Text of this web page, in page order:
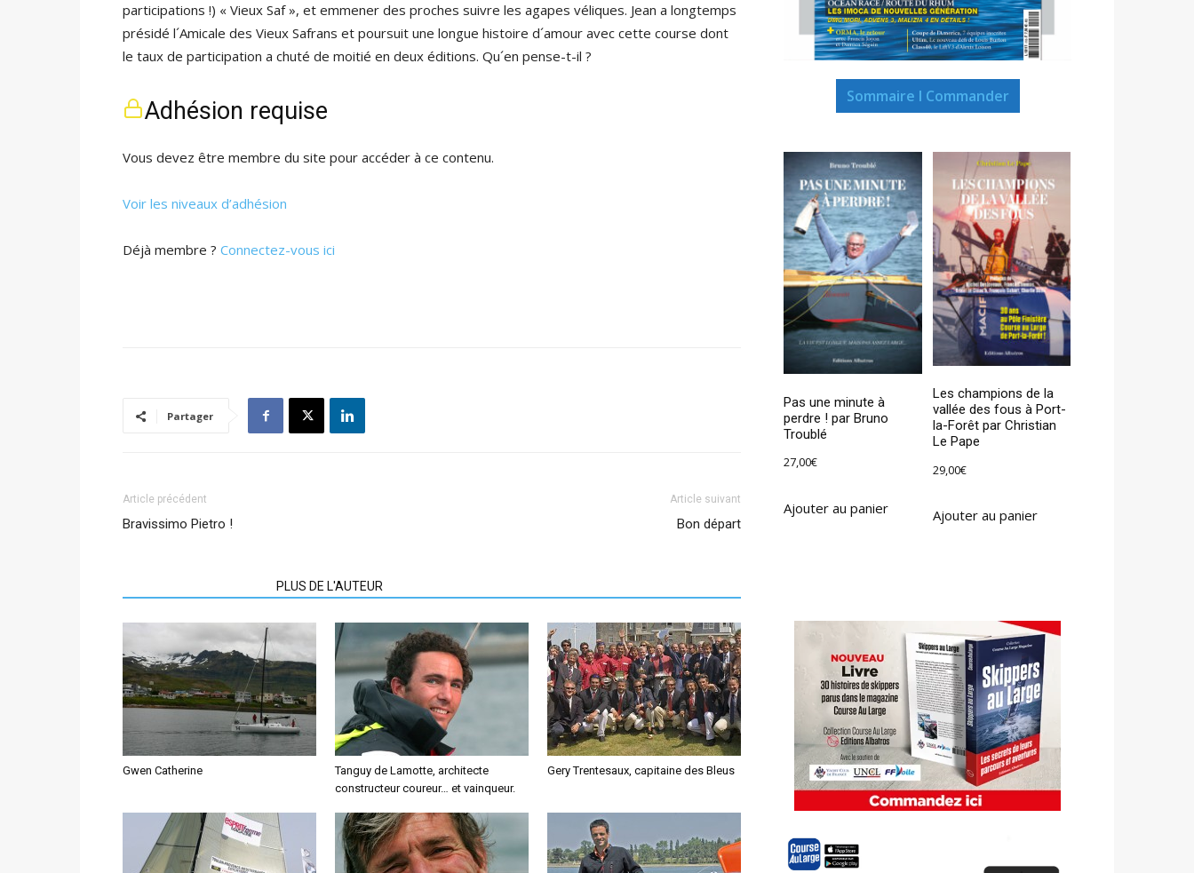
participations !) « Vieux Saf », et emmener des proches suivre les agapes véliques. Jean a longtemps
présidé l´Amicale des Vieux Safrans et poursuit une longue histoire d´amour avec cette course dont
le taux de participation a chuté de moitié en deux éditions. Qu´en pense-t-il ?
Adhésion requise
Vous devez être membre du site pour accéder à ce contenu.
Voir les niveaux d’adhésion
Déjà membre ? Connectez-vous ici
Partager
Article précédent
Bravissimo Pietro !
Article suivant
Bon départ
PLUS DE L'AUTEUR
Gwen Catherine
Tanguy de Lamotte, architecte
constructeur coureur… et vainqueur.
Gery Trentesaux, capitaine des Bleus
Sommaire I Commander
Pas une minute à
perdre ! par Bruno
Troublé
27,00€
Ajouter au panier
Les champions de la
vallée des fous à Port-
la-Forêt par Christian
Le Pape
29,00€
Ajouter au panier